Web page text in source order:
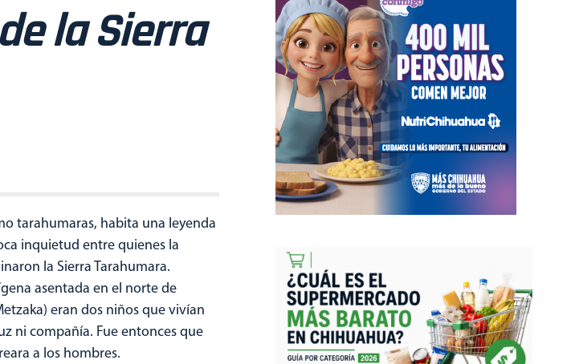
la Sierra
tarahumaras, habita una leyenda
inquietud entre quienes la
la Sierra Tarahumara.
asentada en el norte de
eran dos niños que vivían
ni compañía. Fue entonces que
a los hombres.